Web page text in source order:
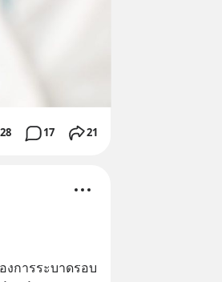
17 21
การระบาดรอบ